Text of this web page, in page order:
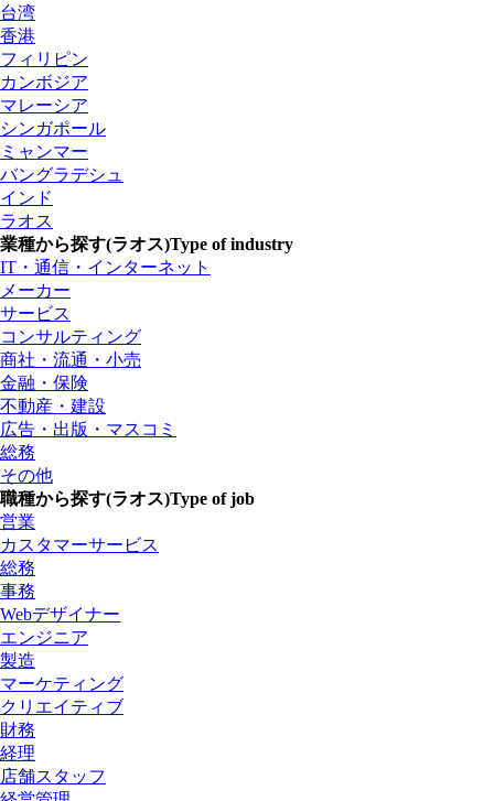
台湾
香港
フィリピン
カンボジア
マレーシア
シンガポール
ミャンマー
バングラデシュ
インド
ラオス
業種から探す(ラオス)Type of industry
IT・通信・インターネット
メーカー
サービス
コンサルティング
商社・流通・小売
金融・保険
不動産・建設
広告・出版・マスコミ
総務
その他
職種から探す(ラオス)Type of job
営業
カスタマーサービス
総務
事務
Webデザイナー
エンジニア
製造
マーケティング
クリエイティブ
財務
経理
店舗スタッフ